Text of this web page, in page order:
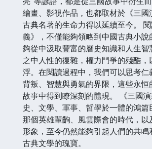
繪畫、影視作品，也都取材於《三國
古典名著的生命力得以延續至今。
義》，不僅能夠領略到中國古典小
夠從中汲取豐富的曆史知識和人生
之中人性的復雜，權力鬥爭的殘酷
浮。在閱讀過程中，我們可以思考
背叛、智慧與勇氣的界限，這些永恒
故事中得到瞭深刻的體現。 《三國
史、文學、軍事、哲學於一體的鴻
那個英雄輩齣、風雲際會的時代，以
形象，至今仍然能夠引起人們的共鳴
古典文學的瑰寶。